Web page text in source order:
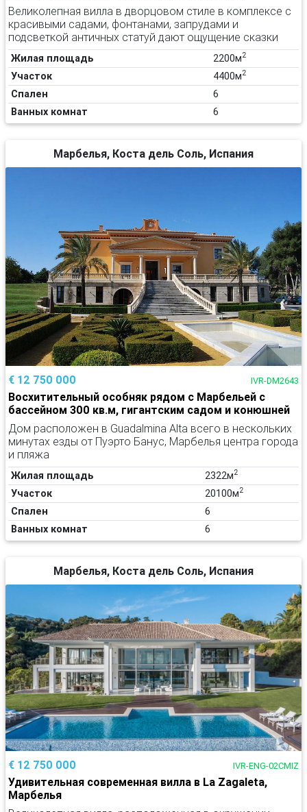
Великолепная вилла в дворцовом стиле в комплексе с
красивыми садами, фонтанами, запрудами и
подсветкой античных статуй дают ощущение сказки
Жилая площадь 2200м2
Участок 4400м2
Спален
6
Ванных комнат
6
Марбелья, Коста дель Соль, Испания
€ 12 750 000 IVR-DM2643
Восхитительный особняк рядом с Марбельей с
бассейном 300 кв.м, гигантским садом и конюшней
Дом расположен в Guadalmina Alta всего в нескольких
минутах езды от Пуэрто Банус, Марбелья центра города
и пляжа
Жилая площадь 2322м2
Участок 20100м2
Спален
6
Ванных комнат
6
Марбелья, Коста дель Соль, Испания
€ 12 750 000 IVR-ENG-02CMIZ
Удивительная современная вилла в La Zagaleta,
Марбелья